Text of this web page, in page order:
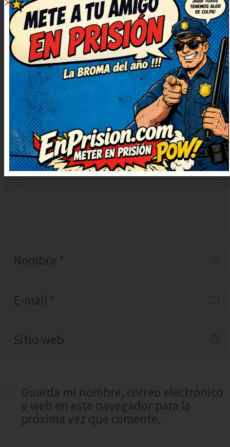
DEJARUN
COMENTARIO
Guarda mi nombre, correo electrónico
y web en este navegador para la
próxima vez que comente.